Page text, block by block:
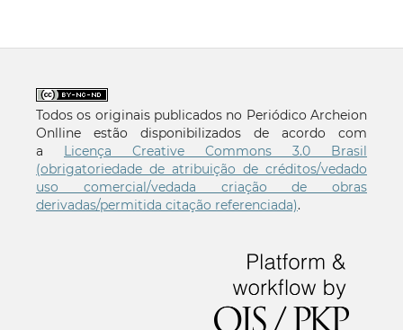
Todos os originais publicados no Periódico Archeion
Onlline estão disponibilizados de acordo com
a
Licença Creative Commons 3.0 Brasil
(obrigatoriedade de atribuição de créditos/vedado
uso comercial/vedada criação de obras
derivadas/permitida citação referenciada).